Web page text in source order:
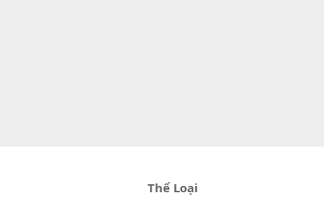
Thể Loại